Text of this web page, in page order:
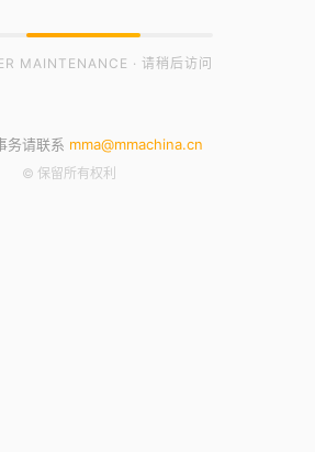
MAINTENANCE · 请稍后访问
务请联系 mma@mmachina.cn
© 保留所有权利